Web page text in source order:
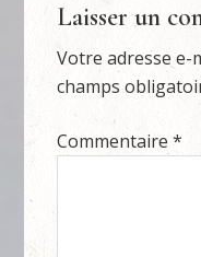
Laisser un
Votre adresse e-
champs
Commentaire*